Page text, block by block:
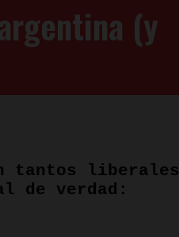
(y
tantos liberales
de verdad: